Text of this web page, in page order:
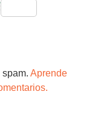
Aprende